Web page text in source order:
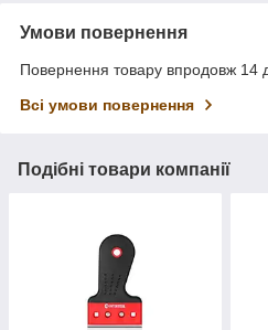
Умови повернення
Повернення товару впродовж 14
Всі умови повернення
Подібні товари компанії